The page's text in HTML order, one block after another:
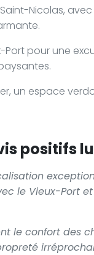
Nicolas,
pour une
un espace
positifs
le Vieux-Port
le confort des